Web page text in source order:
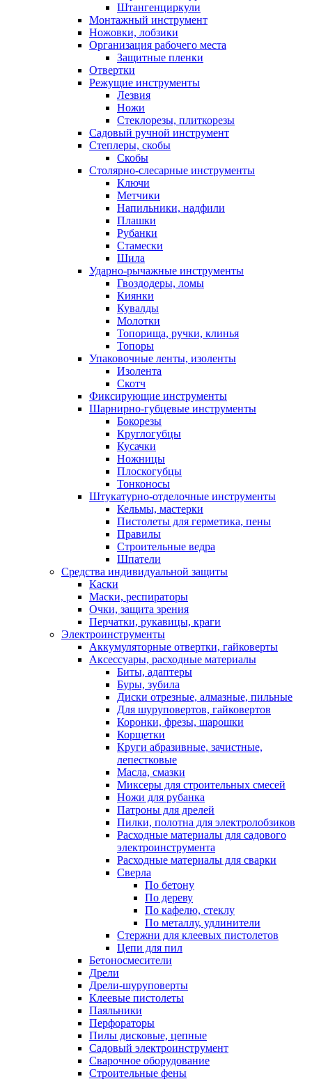
Штангенциркули
Монтажный инструмент
Ножовки, лобзики
Организация рабочего места
Защитные пленки
Отвертки
Режущие инструменты
Лезвия
Ножи
Стеклорезы, плиткорезы
Садовый ручной инструмент
Степлеры, скобы
Скобы
Столярно-слесарные инструменты
Ключи
Метчики
Напильники, надфили
Плашки
Рубанки
Стамески
Шила
Ударно-рычажные инструменты
Гвоздодеры, ломы
Киянки
Кувалды
Молотки
Топорища, ручки, клинья
Топоры
Упаковочные ленты, изоленты
Изолента
Скотч
Фиксирующие инструменты
Шарнирно-губцевые инструменты
Бокорезы
Круглогубцы
Кусачки
Ножницы
Плоскогубцы
Тонконосы
Штукатурно-отделочные инструменты
Кельмы, мастерки
Пистолеты для герметика, пены
Правилы
Строительные ведра
Шпатели
Средства индивидуальной защиты
Каски
Маски, респираторы
Очки, защита зрения
Перчатки, рукавицы, краги
Электроинструменты
Аккумуляторные отвертки, гайковерты
Аксессуары, расходные материалы
Биты, адаптеры
Буры, зубила
Диски отрезные, алмазные, пильные
Для шуруповертов, гайковертов
Коронки, фрезы, шарошки
Корщетки
Круги абразивные, зачистные,
лепестковые
Масла, смазки
Миксеры для строительных смесей
Ножи для рубанка
Патроны для дрелей
Пилки, полотна для электролобзиков
Расходные материалы для садового
электроинструмента
Расходные материалы для сварки
Сверла
По бетону
По дереву
По кафелю, стеклу
По металлу, удлинители
Стержни для клеевых пистолетов
Цепи для пил
Бетоносмесители
Дрели
Дрели-шуруповерты
Клеевые пистолеты
Паяльники
Перфораторы
Пилы дисковые, цепные
Садовый электроинструмент
Сварочное оборудование
Строительные фены